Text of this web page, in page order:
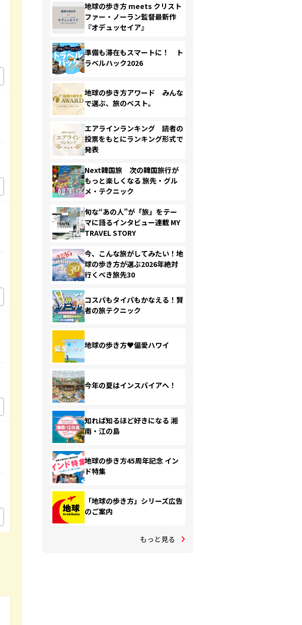
地球の歩き方 meets クリスト
ファー・ノーラン監督最新作
『オデュッセイア』
準備も滞在もスマートに！ ト
ラベルハック2026
地球の歩き方アワード みんな
で選ぶ、旅のベスト。
エアラインランキング 読者の
投票をもとにランキング形式で
発表
Next韓国旅 次の韓国旅行が
もっと楽しくなる 旅先・グル
メ・テクニック
旬な“あの人”が「旅」をテー
マに語るインタビュー連載 MY
TRAVEL STORY
今、こんな旅がしてみたい！地
球の歩き方が選ぶ2026年絶対
行くべき旅先30
コスパもタイパもかなえる！賢
者の旅テクニック
地球の歩き方♥偏愛ハワイ
今年の夏はインスパイアへ！
知れば知るほど好きになる 湘
南・江の島
地球の歩き方45周年記念 イン
ド特集
「地球の歩き方」シリーズ広告
のご案内
もっと見る